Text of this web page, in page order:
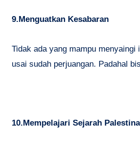
9.Menguatkan Kesabaran
Tidak ada yang mampu
usai sudah perjuangan. Padahal
10.Mempelajari Sejarah